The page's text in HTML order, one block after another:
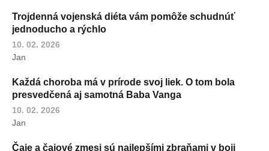
Trojdenná vojenská diéta vám pomôže schudnúť
jednoducho a rýchlo
10. 02. 2026
Jan
Každá choroba má v prírode svoj liek. O tom bola
presvedčená aj samotná Baba Vanga
10. 02. 2026
Jan
Čaje a čajové zmesi sú najlepšími zbraňami v boji